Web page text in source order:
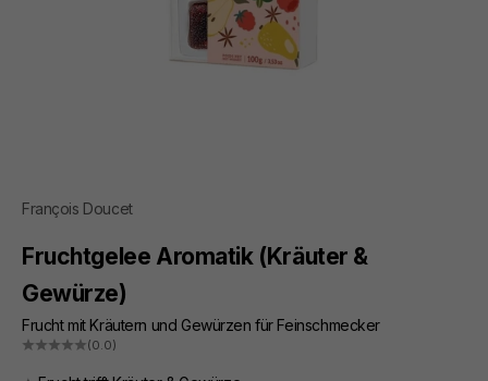
François Doucet
Fruchtgelee Aromatik (Kräuter &
Gewürze)
Frucht mit Kräutern und Gewürzen für Feinschmecker
(0.0)